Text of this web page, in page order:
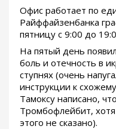
Офис работает по
Райффайзенбанка
пятницу с 9:00 до
На пятый день
боль и отечность в
ступнях (очень
инструкции к
Тамоксу написано,
Тромбофлейбит,
этого не сказано).